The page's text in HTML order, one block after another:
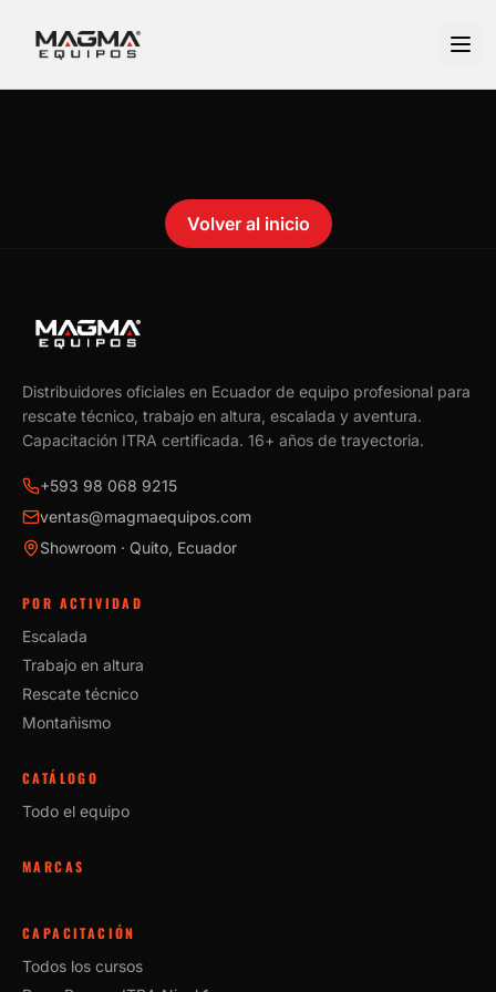
Volver al inicio
Distribuidores oficiales en Ecuador de equipo profesional para
rescate técnico, trabajo en altura, escalada y aventura.
Capacitación ITRA certificada. 16+ años de trayectoria.
+593 98 068 9215
ventas@magmaequipos.com
Showroom · Quito, Ecuador
POR ACTIVIDAD
Escalada
Trabajo en altura
Rescate técnico
Montañismo
CATÁLOGO
Todo el equipo
MARCAS
CAPACITACIÓN
Todos los cursos